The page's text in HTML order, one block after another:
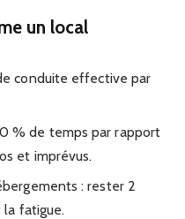
un local
conduite effective par
% de temps par rapport
et imprévus.
: rester 2
fatigue.